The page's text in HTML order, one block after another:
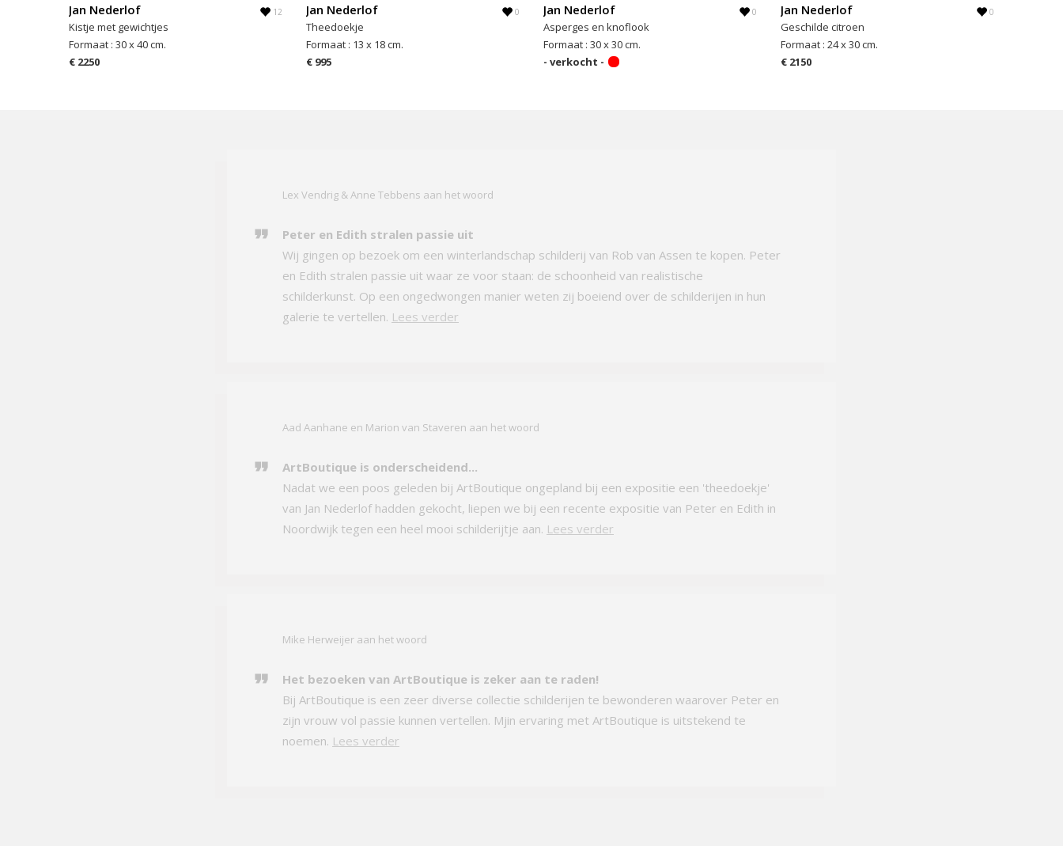
Jan Nederlof
Kistje met gewichtjes
Formaat : 30 x 40 cm.
€ 2250
12 Jan Nederlof
Theedoekje
Formaat : 13 x 18 cm.
€ 995
0 Jan Nederlof
Asperges en knoflook
Formaat : 30 x 30 cm.
- verkocht -
0 Jan Nederlof
Geschilde citroen
Formaat : 24 x 30 cm.
€ 2150
0
Lex Vendrig & Anne Tebbens aan het woord
Peter en Edith stralen passie uit
Wij gingen op bezoek om een winterlandschap schilderij van Rob van Assen te kopen. Peter
en Edith stralen passie uit waar ze voor staan: de schoonheid van realistische
schilderkunst. Op een ongedwongen manier weten zij boeiend over de schilderijen in hun
galerie te vertellen. Lees verder
Aad Aanhane en Marion van Staveren aan het woord
ArtBoutique is onderscheidend...
Nadat we een poos geleden bij ArtBoutique ongepland bij een expositie een 'theedoekje'
van Jan Nederlof hadden gekocht, liepen we bij een recente expositie van Peter en Edith in
Noordwijk tegen een heel mooi schilderijtje aan. Lees verder
Mike Herweijer aan het woord
Het bezoeken van ArtBoutique is zeker aan te raden!
Bij ArtBoutique is een zeer diverse collectie schilderijen te bewonderen waarover Peter en
zijn vrouw vol passie kunnen vertellen. Mjin ervaring met ArtBoutique is uitstekend te
noemen. Lees verder